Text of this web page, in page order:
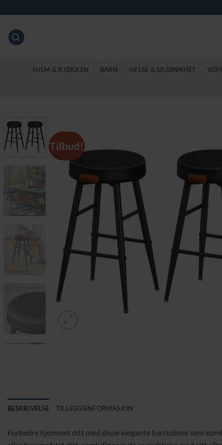
to
content
HJEM & KJØKKEN BARN HELSE & SKJØNNHET
Tilbud!
BESKRIVELSE TILLEGGSINFORMASJON
Forbedre hjemmet ditt med disse elegante barstolene som